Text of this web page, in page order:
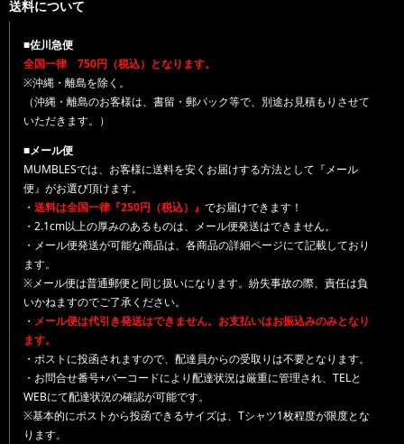
送料について
■佐川急便
全国一律 750円（税込）となります。
※沖縄・離島を除く。
（沖縄・離島のお客様は、書留・郵パック等で、別途お見積もりさせて
いただきます。）
■メール便
MUMBLESでは、お客様に送料を安くお届けする方法として『メール
便』がお選び頂けます。
・ 送料は全国一律『250円（税込）』 でお届けできます！
・2.1cm以上の厚みのあるものは、メール便発送はできません。
・メール便発送が可能な商品は、各商品の詳細ページにて記載しており
ます。
※メール便は普通郵便と同じ扱いになります。紛失事故の際、責任は負
いかねますのでご了承ください。
・ メール便は代引き発送はできません。お支払いはお振込みのみとなり
ます。
・ポストに投函されますので、配達員からの受取りは不要となります。
・お問合せ番号+バーコードにより配達状況は厳重に管理され、TELと
WEBにて配達状況の確認が可能です。
※基本的にポストから投函できるサイズは、Tシャツ1枚程度が限度とな
ります。